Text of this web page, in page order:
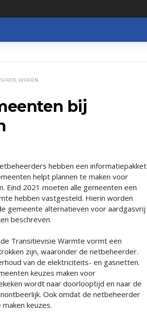
WIJKEN
bij
hebben een informatiepakket
helpt plannen te maken voor
Eind 2021 moeten alle gemeenten een
hebben vastgesteld. Hierin worden
gemeente alternatieven voor aardgasvrij
beschreven.
Transitievisie Warmte vormt een
zijn, waaronder de netbeheerder.
van de elektriciteits- en gasnetten.
keuzes maken voor
wordt naar doorlooptijd en naar de
Ook omdat de netbeheerder
keuzes.